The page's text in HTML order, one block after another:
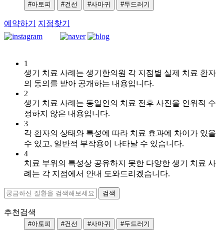
#아토피 #건선 #사마귀 #두드러기
예약하기 지점찾기
성
지
루
1
생기 치료 사례는 생기한의원 각 지점별 실제 치료 환자
의 동의를 받아 공개하는 내용입니다.
2
생기 치료 사례는 동일인의 치료 전후 사진을 인위적 수
정하지 않은 내용입니다.
3
각 환자의 상태와 특성에 따라 치료 효과에 차이가 있을
수 있고, 일반적 부작용이 나타날 수 있습니다.
4
치료 부위의 특성상 공유하지 못한 다양한 생기 치료 사
례는 각 지점에서 안내 도와드리겠습니다.
추천검색
#아토피 #건선 #사마귀 #두드러기